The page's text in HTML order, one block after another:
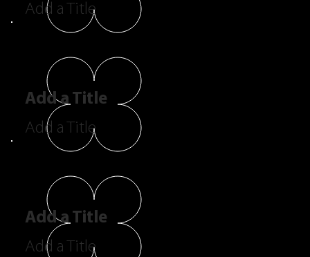
Add a Title
Add a Title
Add a Title
Add a Title
Add a Title